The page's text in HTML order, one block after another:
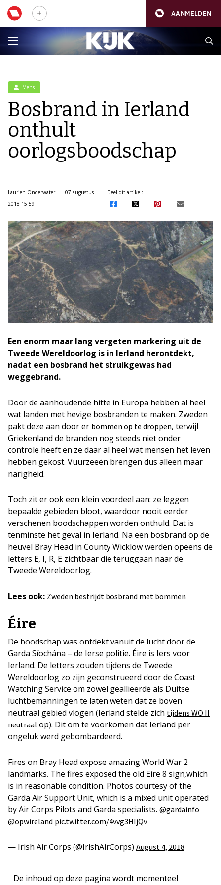
AANMELDEN
Mens
Bosbrand in Ierland
onthult
oorlogsboodschap
Laurien Onderwater
07 augustus
2018 15:59
Deel dit artikel:
Een enorm maar lang vergeten markering uit de
Tweede Wereldoorlog is in Ierland herontdekt,
nadat een bosbrand het struikgewas had
weggebrand.
Door de aanhoudende hitte in Europa hebben al heel
wat landen met hevige bosbranden te maken. Zweden
pakt deze aan door er bommen op te droppen, terwijl
Griekenland de branden nog steeds niet onder
controle heeft en ze daar al heel wat mensen het leven
hebben gekost. Vuurzeeën brengen dus alleen maar
narigheid.
Toch zit er ook een klein voordeel aan: ze leggen
bepaalde gebieden bloot, waardoor nooit eerder
verschenen boodschappen worden onthuld. Dat is
tenminste het geval in Ierland. Na een bosbrand op de
heuvel Bray Head in County Wicklow werden opeens de
letters E, I, R, E zichtbaar die teruggaan naar de
Tweede Wereldoorlog.
Lees ook: Zweden bestrijdt bosbrand met bommen
Éire
De boodschap was ontdekt vanuit de lucht door de
Garda Síochána – de Ierse politie. Éire is Iers voor
Ierland. De letters zouden tijdens de Tweede
Wereldoorlog zo zijn geconstrueerd door de Coast
Watching Service om zowel geallieerde als Duitse
luchtbemanningen te laten weten dat ze boven
neutraal gebied vlogen (Ierland stelde zich tijdens WO II
neutraal op). Dit om te voorkomen dat Ierland per
ongeluk werd gebombardeerd.
Fires on Bray Head expose amazing World War 2
landmarks. The fires exposed the old Eire 8 sign,which
is in reasonable condition. Photos courtesy of the
Garda Air Support Unit, which is a mixed unit operated
by Air Corps Pilots and Garda specialists. @gardainfo
@opwireland pic.twitter.com/4vvg3HIjQv
— Irish Air Corps (@IrishAirCorps) August 4, 2018
De inhoud op deze pagina wordt momenteel